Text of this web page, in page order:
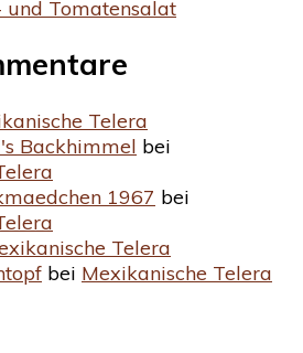
und Tomatensalat
Telera
Backhimmel bei
1967 bei
Telera
bei Mexikanische Telera